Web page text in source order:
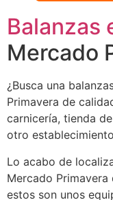
Balanzas
Mercado
¿Busca una
Primavera de
carnicería, tienda
otro
Lo acabo de
Mercado Primavera
estos son unos